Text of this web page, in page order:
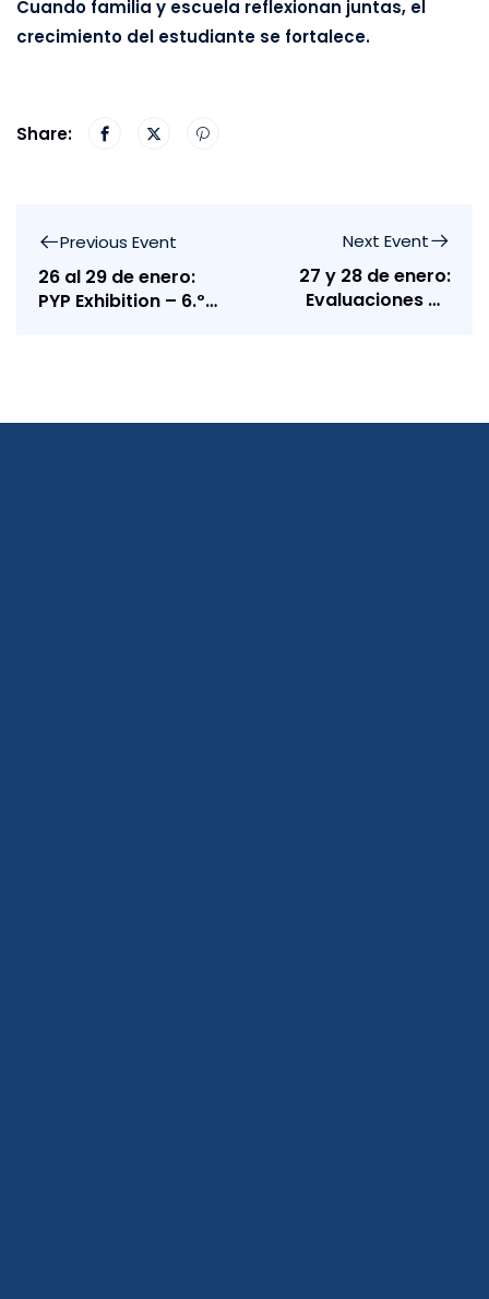
Cuando familia y escuela reflexionan juntas, el
crecimiento del estudiante se fortalece.
Share:
Previous Event
26 al 29 de enero:
PYP Exhibition – 6.º
Next Event
27 y 28 de enero:
Evaluaciones de